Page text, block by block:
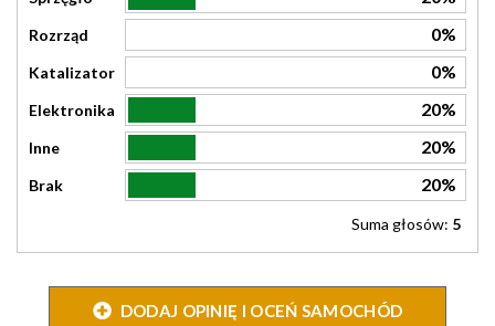
Rozrząd 0%
Katalizator 0%
Elektronika 20%
Inne 20%
Brak 20%
Suma głosów: 5
DODAJ OPINIĘ I OCEŃ SAMOCHÓD